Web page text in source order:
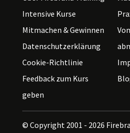
Intensive Kurse
Mitmachen & Gewinnen
Datenschutzerklärung
Cookie-Richtlinie
Feedback zum Kurs
geben
© Copyright 2001 - 2026